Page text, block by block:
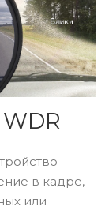
в кадре,
или